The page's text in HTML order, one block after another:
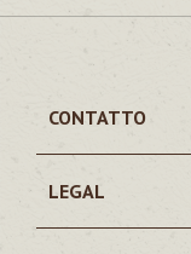
CONTATTO
LEGAL